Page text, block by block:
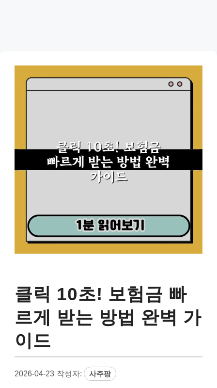
클릭 10초! 보험금 빠
르게 받는 방법 완벽 가
이드
2026-04-23 작성자: 사주팡